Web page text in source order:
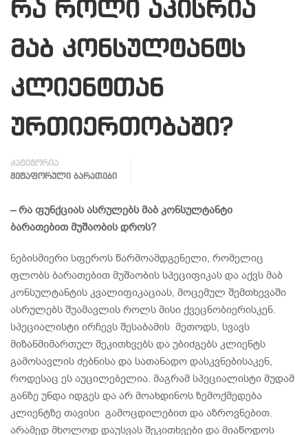
რა როლი აკისრია
მაბ კონსულტანტს
კლიენტთან
ურთიერთობაში?
კატეგორია
ᲛᲔᲢᲐᲤᲝᲠᲣᲚᲘ ᲑᲐᲠᲐᲗᲔᲑᲘ
–რა ფუნქციასასრულებს მაბ კონსულტანტი
ბარათებით მუშაობისდროს?
ნებისმიერი სფეროს წარმოამდგენელი, რომელიც
ფლობს ბარათებით მუშაობის სპეციფიკას და აქვს მაბ
კონსულტანტის კვალიფიკაციას, მოცემულ შემთხევაში
ასრულებს შუამავლის როლს მისი ქვეცნობიერისკენ.
სპეციალისტი ირჩევს შესაბამის მეთოდს, სვავს
მიზანმიმართულ შეკითხვებს და უბიძგებს კლიენტს
გამოსავლის ძებნისა და სათანადო დასკვნებისაკენ,
როდესაც ეს აუცილებელია. მაგრამ სპეციალისტი მუდამ
განზე უნდა იდგეს და არ მოახდინოს ზემოქმედება
კლიენტზე თავისი გამოცდილებით და აზროვნებით.
არამედ მხოლოდ დაუსვას შეკითხვები და მიაწოდოს